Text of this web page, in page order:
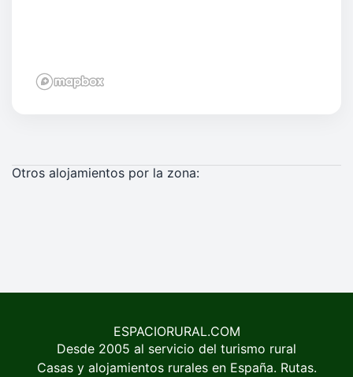
Otros alojamientos por la zona:
ESPACIORURAL.COM
Desde 2005 al servicio del turismo rural
Casas y alojamientos rurales en España. Rutas.